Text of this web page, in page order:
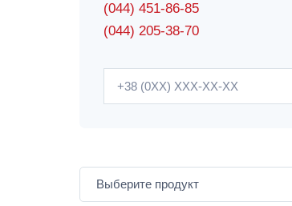
(044) 451-86-85
(044) 205-38-70